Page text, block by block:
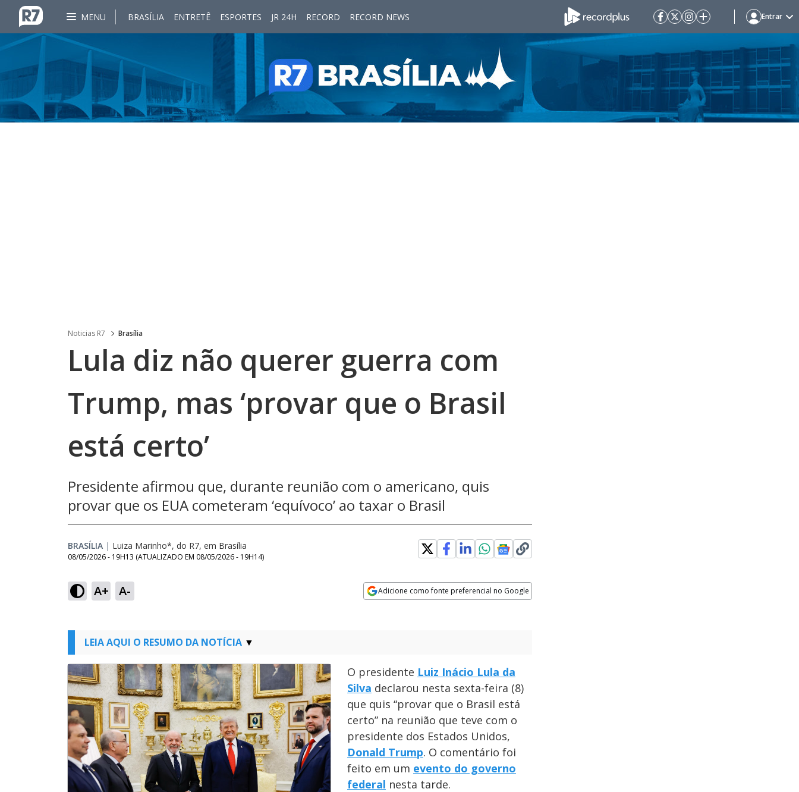
MENU BRASÍLIA ENTRETÊ ESPORTES JR 24H RECORD RECORD NEWS Entrar
Noticias R7 Brasília
Lula diz não querer guerra com
Trump, mas ‘provar que o Brasil
está certo’
Presidente afirmou que, durante reunião com o americano, quis
provar que os EUA cometeram ‘equívoco’ ao taxar o Brasil
BRASÍLIA | Luiza Marinho*, do R7, em Brasília
08/05/2026 - 19H13 (ATUALIZADO EM 08/05/2026 - 19H14)
A+ A- Adicione como fonte preferencial no Google
LEIA AQUI O RESUMO DA NOTÍCIA
O presidente Luiz Inácio Lula da
Silva declarou nesta sexta-feira (8)
que quis “provar que o Brasil está
certo” na reunião que teve com o
presidente dos Estados Unidos,
Donald Trump. O comentário foi
feito em um evento do governo
federal nesta tarde.